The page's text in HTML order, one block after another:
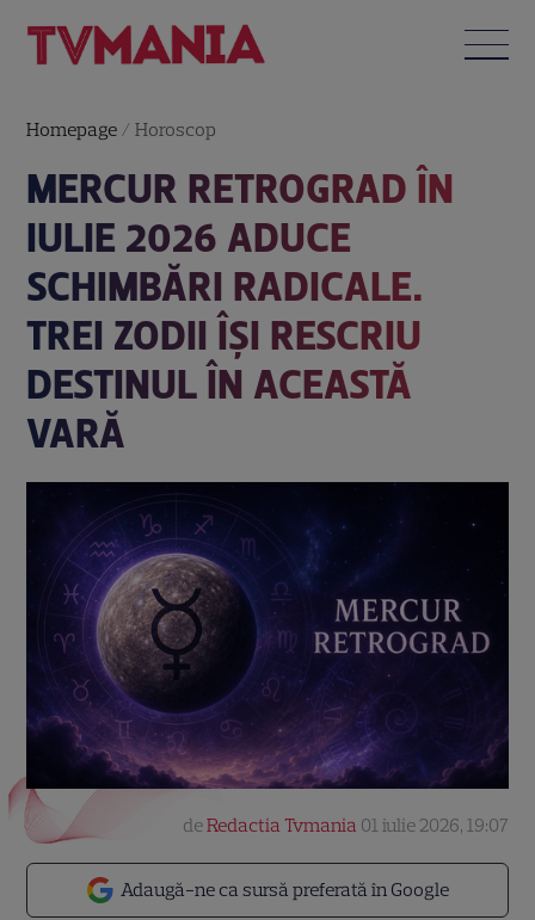
Homepage /Horoscop
MERCUR RETROGRAD ÎN
IULIE 2026 ADUCE
SCHIMBĂRI RADICALE.
TREI ZODII ÎȘI RESCRIU
DESTINUL ÎN ACEASTĂ
VARĂ
Adaugă-ne ca sursă preferată în Google
deRedactia Tvmania 01 iulie 2026, 19:07